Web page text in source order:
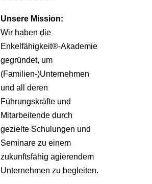
Unsere Mission:
Wir haben die
Enkelfähigkeit®-Akademie
gegründet, um
(Familien-)Unternehmen
und all deren
Führungskräfte und
Mitarbeitende durch
gezielte Schulungen und
Seminare zu einem
zukunftsfähig agierendem
Unternehmen zu begleiten.